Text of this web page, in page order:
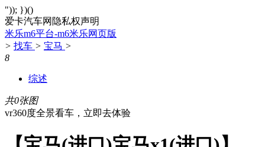
")); })()
爱卡汽车网隐私权声明
米乐m6平台-m6米乐网页版
> 找车 > 宝马 >
8
综述
共0张图
vr360度全景看车，立即去体验